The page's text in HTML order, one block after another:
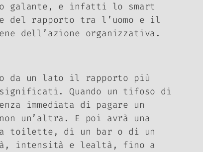
galante, e infatti lo smart
del rapporto tra l’uomo e il
dell’azione organizzativa.
da un lato il rapporto più
Quando un tifoso di
immediata di pagare un
un’altra. E poi avrà una
toilette, di un bar o di un
intensità e lealtà, fino a